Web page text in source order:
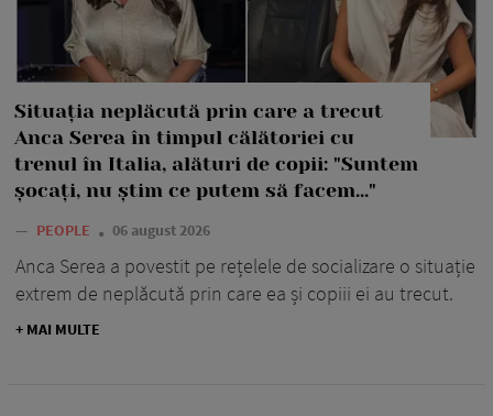
Situația neplăcută prin care a trecut
Anca Serea în timpul călătoriei cu
trenul în Italia, alături de copii: "Suntem
șocați, nu știm ce putem să facem..."
— PEOPLE 06 august 2026
Anca Serea a povestit pe rețelele de socializare o situație
extrem de neplăcută prin care ea și copiii ei au trecut.
+ MAI MULTE